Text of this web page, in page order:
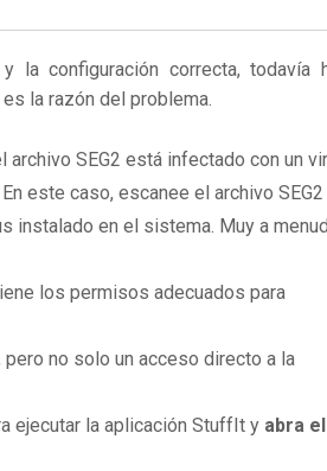
configuración correcta, todavía
la razón del problema.
archivo SEG2 está infectado con un
este caso, escanee el archivo
instalado en el sistema. Muy a
los permisos adecuados para
no solo un acceso directo a la
ejecutar la aplicación StuffIt y abra el